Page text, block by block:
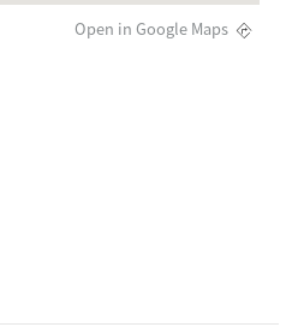
Open in Google Maps